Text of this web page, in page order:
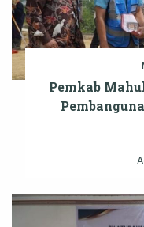
Pemkab